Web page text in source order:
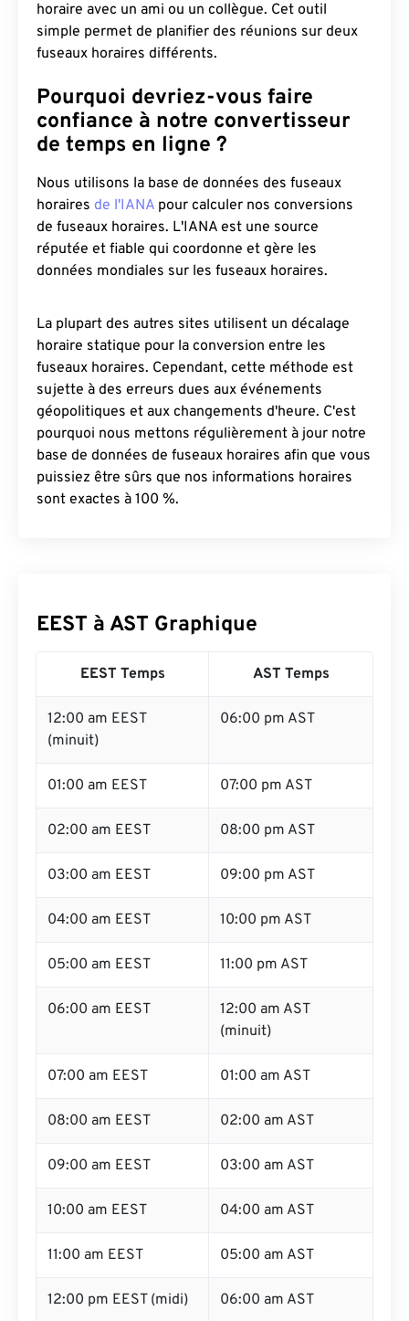
horaire avec un ami ou un collègue. Cet outil
simple permet de planifier des réunions sur deux
fuseaux horaires différents.
Pourquoi devriez-vous faire
confiance à notre convertisseur
de temps en ligne ?
Nous utilisons la base de données des fuseaux
horaires de l'IANA pour calculer nos conversions
de fuseaux horaires. L'IANA est une source
réputée et fiable qui coordonne et gère les
données mondiales sur les fuseaux horaires.
La plupart des autres sites utilisent un décalage
horaire statique pour la conversion entre les
fuseaux horaires. Cependant, cette méthode est
sujette à des erreurs dues aux événements
géopolitiques et aux changements d'heure. C'est
pourquoi nous mettons régulièrement à jour notre
base de données de fuseaux horaires afin que vous
puissiez être sûrs que nos informations horaires
sont exactes à 100 %.
EEST à AST Graphique
EEST Temps AST Temps
12:00 am EEST
(minuit)
06:00 pm AST
01:00 am EEST 07:00 pm AST
02:00 am EEST 08:00 pm AST
03:00 am EEST 09:00 pm AST
04:00 am EEST 10:00 pm AST
05:00 am EEST 11:00 pm AST
06:00 am EEST
12:00 am AST
(minuit)
07:00 am EEST 01:00 am AST
08:00 am EEST 02:00 am AST
09:00 am EEST 03:00 am AST
10:00 am EEST 04:00 am AST
11:00 am EEST 05:00 am AST
12:00 pm EEST (midi) 06:00 am AST